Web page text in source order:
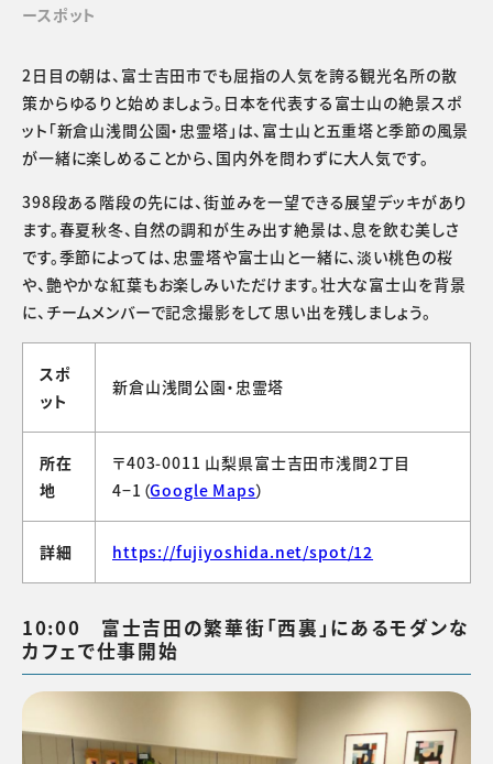
ースポット
2日目の朝は、富士吉田市でも屈指の人気を誇る観光名所の散
策からゆるりと始めましょう。日本を代表する富士山の絶景スポ
ット「新倉山浅間公園・忠霊塔」は、富士山と五重塔と季節の風景
が一緒に楽しめることから、国内外を問わずに大人気です。
398段ある階段の先には、街並みを一望できる展望デッキがあり
ます。春夏秋冬、自然の調和が生み出す絶景は、息を飲む美しさ
です。季節によっては、忠霊塔や富士山と一緒に、淡い桃色の桜
や、艶やかな紅葉もお楽しみいただけます。壮大な富士山を背景
に、チームメンバーで記念撮影をして思い出を残しましょう。
スポ
ット
新倉山浅間公園・忠霊塔
所在
地
〒403-0011 山梨県富士吉田市浅間2丁目
4−1（Google Maps）
詳細 https://fujiyoshida.net/spot/12
10:00 富士吉田の繁華街「西裏」にあるモダンな
カフェで仕事開始